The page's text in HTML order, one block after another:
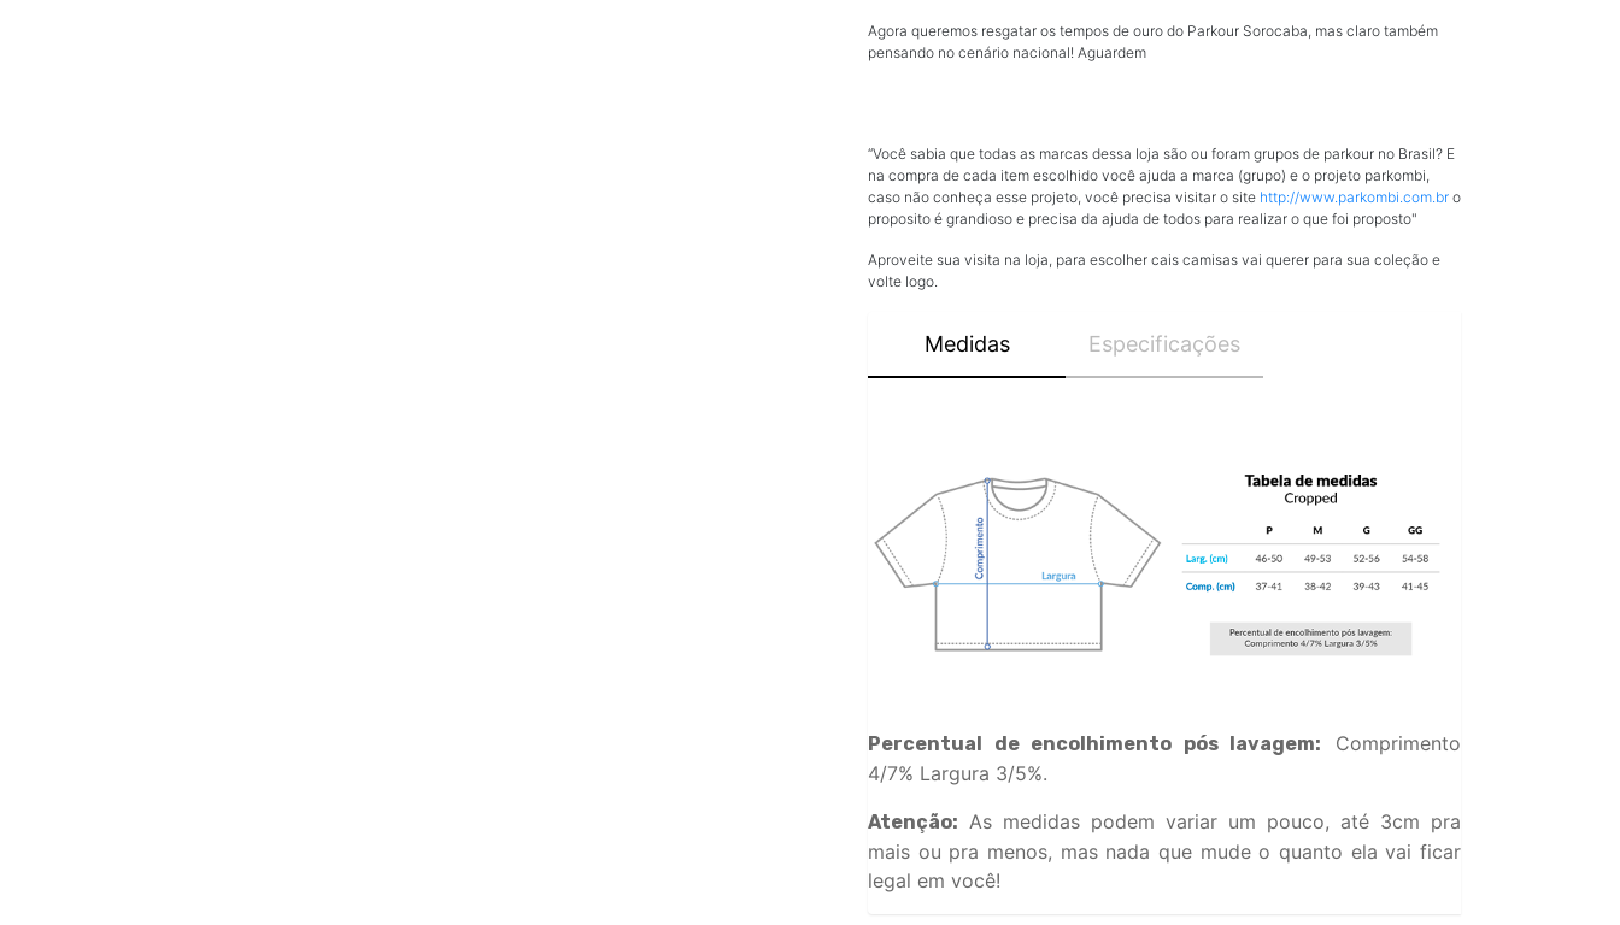
Agora queremos resgatar os tempos de ouro do Parkour Sorocaba, mas claro também
pensando no cenário nacional! Aguardem
“Você sabia que todas as marcas dessa loja são ou foram grupos de parkour no Brasil? E
na compra de cada item escolhido você ajuda a marca (grupo) e o projeto parkombi,
caso não conheça esse projeto, você precisa visitar o site http://www.parkombi.com.br o
proposito é grandioso e precisa da ajuda de todos para realizar o que foi proposto"
Aproveite sua visita na loja, para escolher cais camisas vai querer para sua coleção e
volte logo.
Medidas Especificações
Percentual de encolhimento pós lavagem:
Comprimento
4/7% Largura 3/5%.
Atenção: As medidas podem variar um pouco, até 3cm pra
mais ou pra menos, mas nada que mude o quanto ela vai ficar
legal em você!